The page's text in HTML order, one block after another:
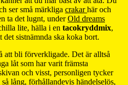
ser små märkliga crakarhär och
ta det lugnt, underOld dreams
lite, hälla i en tacokryddmix,
det sistnämnda ska koka bort.
att bli förverkligade. Det är alltså
låt som har varit främsta
och visst, personligen tycker
lång, förhållandevis händelselös,